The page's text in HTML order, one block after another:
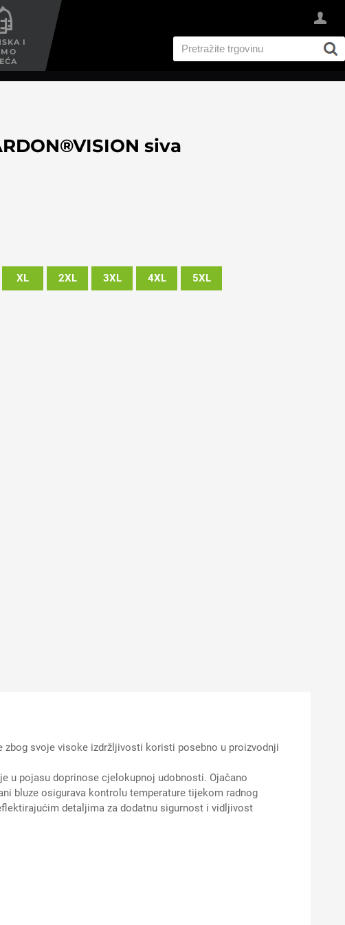
I
siva
XL 2XL 3XL 4XL 5XL
zbog svoje visoke izdržljivosti koristi posebno u proizvodnji
u pojasu doprinose cjelokupnoj udobnosti. Ojačano
bluze osigurava kontrolu temperature tijekom radnog
detaljima za dodatnu sigurnost i vidljivost